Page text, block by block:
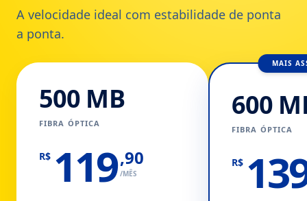
A velocidade ideal com estabilidade de ponta
a ponta.
500 MB
FIBRA ÓPTICA
R$ 119,90
/MÊS
MAIS
600
FIBRA ÓPTICA
R$